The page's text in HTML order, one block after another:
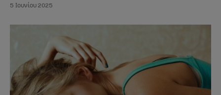
5 Ιουνίου 2025